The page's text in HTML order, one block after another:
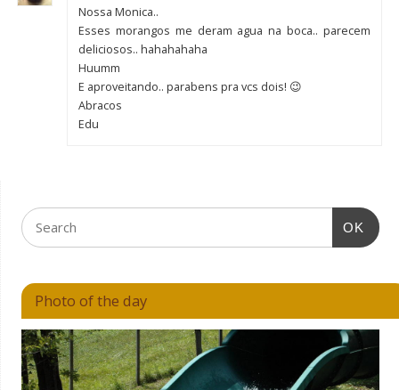
Nossa Monica..
Esses morangos me deram agua na boca.. parecem
deliciosos.. hahahahaha
Huumm
E aproveitando.. parabens pra vcs dois! 😉
Abracos
Edu
OK
Photo of the day